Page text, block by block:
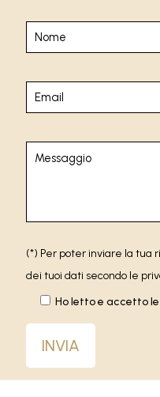
(*) Per poter inviare la tua
dei tuoi dati secondo le
Ho letto e accetto le